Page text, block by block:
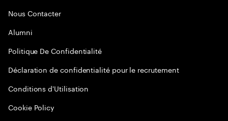
Nous Contacter
Alumni
Politique De Confidentialité
Déclaration de confidentialité pour le recrutement
Conditions d'Utilisation
Cookie Policy